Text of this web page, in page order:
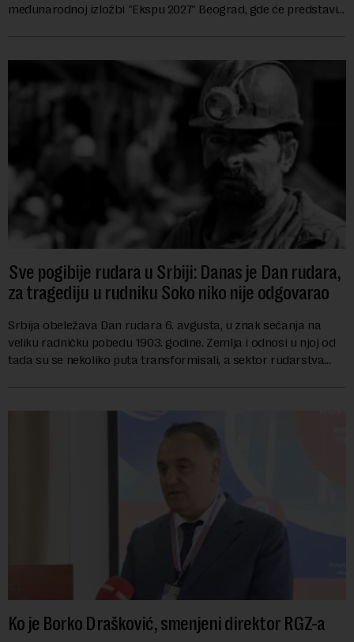
međunarodnoj izložbi "Ekspu 2027" Beograd, gde će predstaviti
Sve pogibije rudara u Srbiji: Danas je Dan rudara,
za tragediju u rudniku Soko niko nije odgovarao
Srbija obeležava Dan rudara 6. avgusta, u znak sećanja na
veliku radničku pobedu 1903. godine. Zemlja i odnosi u njoj od
tada su se nekoliko puta transformisali, a sektor rudarstva
Ko je Borko Drašković, smenjeni direktor RGZ-a